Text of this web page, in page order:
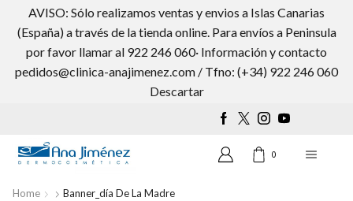
AVISO: Sólo realizamos ventas y envios a Islas Canarias
(España) a través de la tienda online. Para envíos a Peninsula
por favor llamar al 922 246 060· Información y contacto
pedidos@clinica-anajimenez.com / Tfno: (+34) 922 246 060
Descartar
Wishlist 0
0
Home Banner_día De La Madre